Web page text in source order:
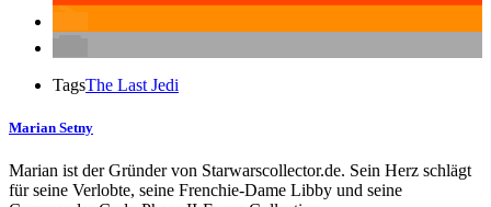
TagsThe Last Jedi
Marian Setny
Marian ist der Gründer von Starwarscollector.de. Sein Herz schlägt
für seine Verlobte, seine Frenchie-Dame Libby und seine